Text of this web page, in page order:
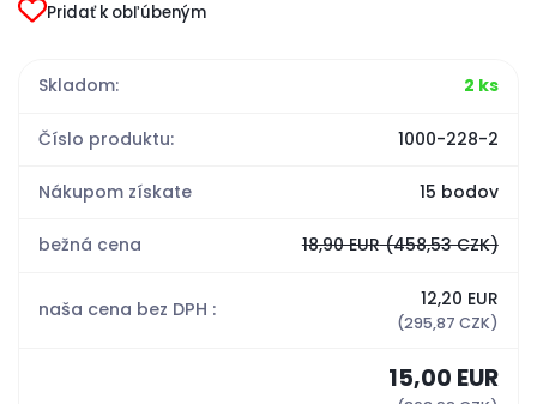
Pridať k obľúbeným
Skladom: 2 ks
Číslo produktu: 1000-228-2
Nákupom získate 15 bodov
bežná cena 18,90 EUR(458,53 CZK)
naša cena bez DPH : 12,20 EUR
(295,87 CZK)
15,00 EUR